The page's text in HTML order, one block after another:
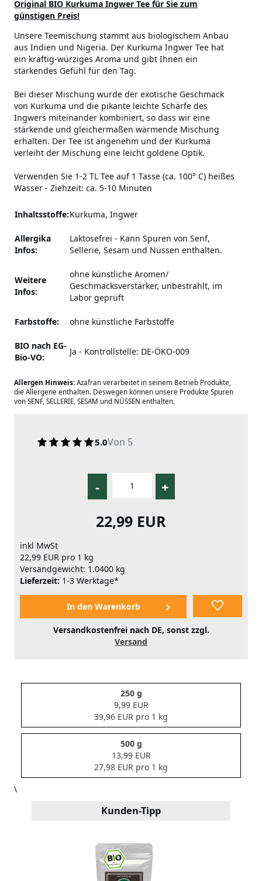
Original BIO Kurkuma Ingwer Tee für Sie zum
günstigen Preis!
Unsere Teemischung stammt aus biologischem Anbau
aus Indien und Nigeria. Der Kurkuma Ingwer Tee hat
ein kräftig-würziges Aroma und gibt Ihnen ein
stärkendes Gefühl für den Tag.
Bei dieser Mischung wurde der exotische Geschmack
von Kurkuma und die pikante leichte Schärfe des
Ingwers miteinander kombiniert, so dass wir eine
stärkende und gleichermaßen wärmende Mischung
erhalten. Der Tee ist angenehm und der Kurkuma
verleiht der Mischung eine leicht goldene Optik.
Verwenden Sie 1-2 TL Tee auf 1 Tasse (ca. 100° C) heißes
Wasser - Ziehzeit: ca. 5-10 Minuten
Inhaltsstoffe:Kurkuma, Ingwer
Allergika
Infos:
Laktosefrei - Kann Spuren von Senf,
Sellerie, Sesam und Nüssen enthalten.
Weitere
Infos:
ohne künstliche Aromen/
Geschmacksverstärker, unbestrahlt, im
Labor geprüft
Farbstoffe: ohne künstliche Farbstoffe
BIO nach EG-
Bio-VO:
Ja - Kontrollstelle: DE-ÖKO-009
Allergen Hinweis: Azafran verarbeitet in seinem Betrieb Produkte,
die Allergene enthalten. Deswegen können unsere Produkte Spuren
von SENF, SELLERIE, SESAM und NÜSSEN enthalten.
5.0Von 5
- +
22,99 EUR
inkl MwSt
22,99 EUR pro 1 kg
Versandgewicht: 1.0400 kg
Lieferzeit: 1-3 Werktage*
Versandkostenfrei nach DE, sonst zzgl.
Versand
250 g
9,99 EUR
39,96 EUR pro 1 kg
500 g
13,99 EUR
27,98 EUR pro 1 kg
\
Kunden-Tipp